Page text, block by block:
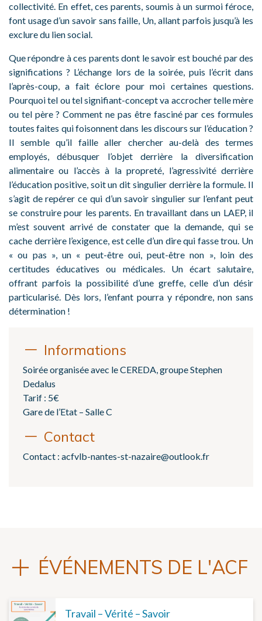
collectivité. En effet, ces parents, soumis à un surmoi féroce,
font usage d’un savoir sans faille, Un, allant parfois jusqu’à les
exclure du lien social.
Que répondre à ces parents dont le savoir est bouché par des
significations ? L’échange lors de la soirée, puis l’écrit dans
l’après-coup, a fait éclore pour moi certaines questions.
Pourquoi tel ou tel signifiant-concept va accrocher telle mère
ou tel père ? Comment ne pas être fasciné par ces formules
toutes faites qui foisonnent dans les discours sur l’éducation ?
Il semble qu’il faille aller chercher au-delà des termes
employés, débusquer l’objet derrière la diversification
alimentaire ou l’accès à la propreté, l’agressivité derrière
l’éducation positive, soit un dit singulier derrière la formule. Il
s’agit de repérer ce qui d’un savoir singulier sur l’enfant peut
se construire pour les parents. En travaillant dans un LAEP, il
m’est souvent arrivé de constater que la demande, qui se
cache derrière l’exigence, est celle d’un dire qui fasse trou. Un
« ou pas », un « peut-être oui, peut-être non », loin des
certitudes éducatives ou médicales. Un écart salutaire,
offrant parfois la possibilité d’une greffe, celle d’un désir
particularisé. Dès lors, l’enfant pourra y répondre, non sans
détermination !
Informations
Soirée organisée avec le CEREDA, groupe Stephen
Dedalus
Tarif : 5€
Gare de l’Etat – Salle C
Contact
Contact : acfvlb-nantes-st-nazaire@outlook.fr
ÉVÉNEMENTS DE L'ACF
Travail – Vérité – Savoir